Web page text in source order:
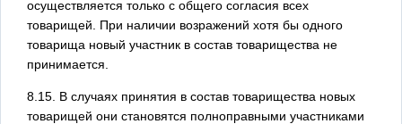
осуществляется только с общего согласия всех
товарищей. При наличии возражений хотя бы одного
товарища новый участник в состав товарищества не
принимается.
8.15. В случаях принятия в состав товарищества новых
товарищей они становятся полноправными участниками